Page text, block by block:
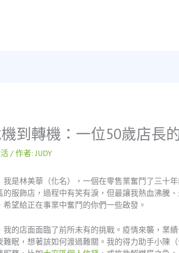
到轉機：一位50歲店長
/ 作者:JUDY
我是林美華（化名），一個在零售業奮鬥了三十
的服飾店，過程中有笑有淚，但最讓我熱血沸騰
希望給正在事業中奮鬥的你們一些啟發。
我的店面面臨了前所未有的挑戰。疫情來襲，業
難眠，想著該如何渡過難關。我的得力助手小陳